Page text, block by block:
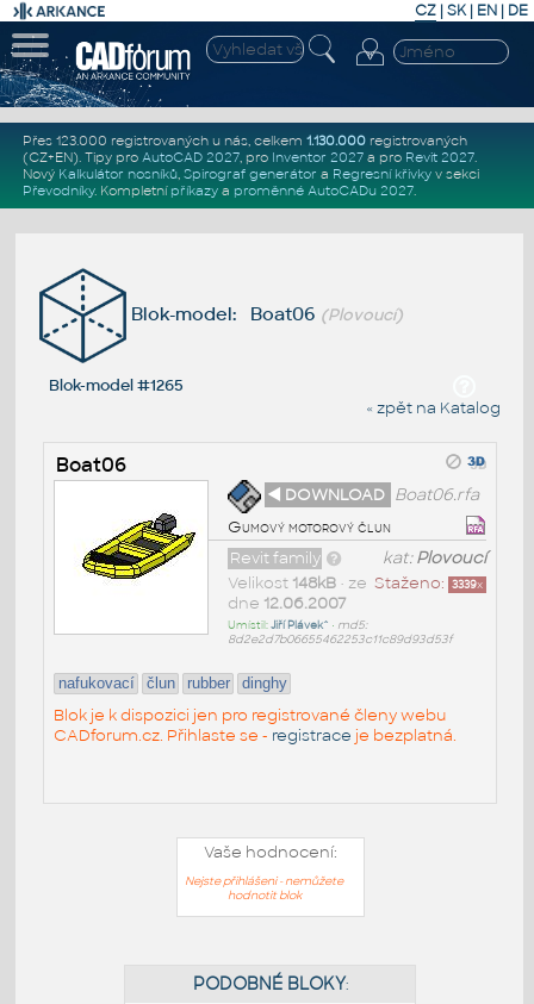
CZ | SK| EN | DE
Přes 123.000 registrovaných u nás, celkem 1.130.000registrovaných
(CZ+EN). Tipy pro AutoCAD 2027, pro Inventor 2027a pro Revit 2027.
Nový Kalkulátor nosníků, Spirograf generátor a Regresní křivkyv sekci
Převodníky. Kompletní příkazya proměnné AutoCADu 2027.
Blok-model: Boat06 (Plovoucí)
Blok-model #1265
« zpět na Katalog
Boat06
◄ DOWNLOAD Boat06.rfa
Gumový motorový člun
kat:Plovoucí
Revit family
Staženo: 3339x
Velikost 148kB• ze
dne 12.06.2007
Umístil:Jiří Plávek^ • md5:
8d2e2d7b06655462253c11c89d93d53f
nafukovací člun rubber dinghy
Blok je k dispozici jen pro registrované členy webu
CADforum.cz. Přihlaste se - registrace je bezplatná.
Vaše hodnocení:
Nejste přihlášeni - nemůžete
hodnotit blok